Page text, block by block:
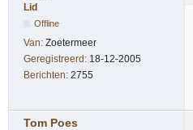
Lid
Offline
Van: Zoetermeer
Geregistreerd: 18-12-2005
Berichten: 2755
Tom Poes